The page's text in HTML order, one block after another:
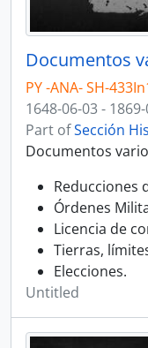
Documentos
PY -ANA- SH-
1648-06-03 - 1869-
Part ofSección
Documentos
Reducciones
Órdenes
Licencia de
Tierras,
Elecciones.
Untitled